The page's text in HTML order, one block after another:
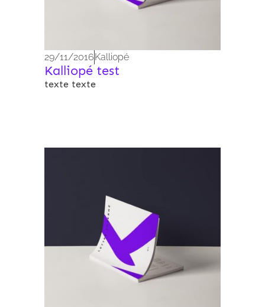
29/11/2016Kalliopé
Kalliopé test
texte texte